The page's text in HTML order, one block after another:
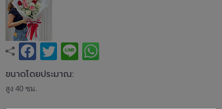
ขนาดโดยประมาณ:
สูง 40 ซม.